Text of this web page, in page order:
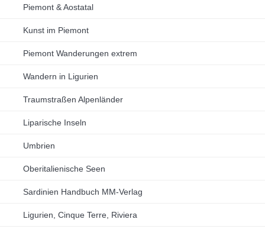
Piemont & Aostatal
Kunst im Piemont
Piemont Wanderungen extrem
Wandern in Ligurien
Traumstraßen Alpenländer
Liparische Inseln
Umbrien
Oberitalienische Seen
Sardinien Handbuch MM-Verlag
Ligurien, Cinque Terre, Riviera